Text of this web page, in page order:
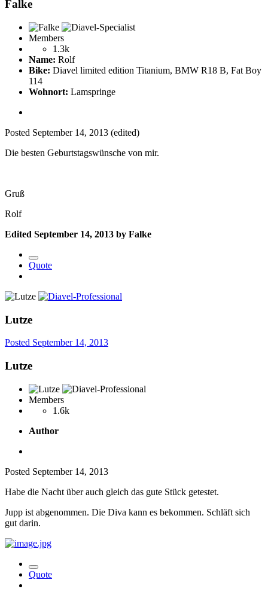
Falke
Members
1.3k
Name: Rolf
Bike: Diavel limited edition Titanium, BMW R18 B, Fat Boy
114
Wohnort: Lamspringe
Posted September 14, 2013 (edited)
Die besten Geburtstagswünsche von mir.
Gruß
Rolf
Edited September 14, 2013 by Falke
Quote
Lutze
Posted September 14, 2013
Lutze
Members
1.6k
Author
Posted September 14, 2013
Habe die Nacht über auch gleich das gute Stück getestet.
Jupp ist abgenommen. Die Diva kann es bekommen. Schläft sich
gut darin.
Quote